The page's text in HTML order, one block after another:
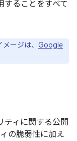
することをすべて
ージは、 Google
ティに関する公開
の脆弱性に加え